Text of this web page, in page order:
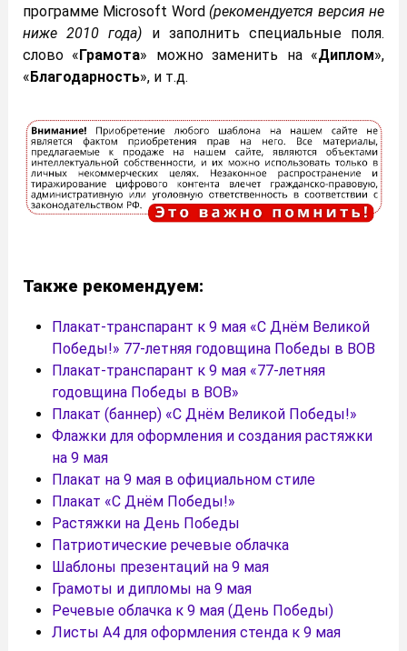
программе Microsoft Word (рекомендуется версия не
ниже 2010 года) и заполнить специальные поля.
слово «Грамота» можно заменить на «Диплом»,
«Благодарность», и т.д.
Также рекомендуем:
Плакат-транспарант к 9 мая «С Днём Великой
Победы!» 77-летняя годовщина Победы в ВОВ
Плакат-транспарант к 9 мая «77-летняя
годовщина Победы в ВОВ»
Плакат (баннер) «С Днём Великой Победы!»
Флажки для оформления и создания растяжки
на 9 мая
Плакат на 9 мая в официальном стиле
Плакат «С Днём Победы!»
Растяжки на День Победы
Патриотические речевые облачка
Шаблоны презентаций на 9 мая
Грамоты и дипломы на 9 мая
Речевые облачка к 9 мая (День Победы)
Листы А4 для оформления стенда к 9 мая